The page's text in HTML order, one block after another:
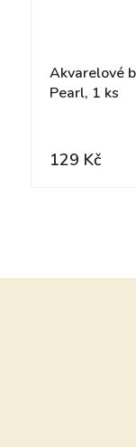
Akvarelové
Pearl, 1 ks
129 Kč